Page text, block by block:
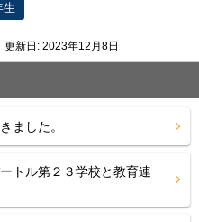
生
更新日: 2023年12月8日
ました。
トル第２３学校と教育連